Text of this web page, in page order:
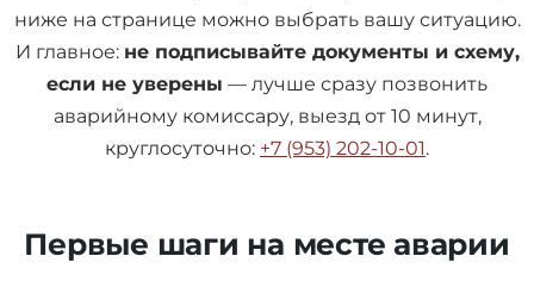
ниже на странице можно выбрать вашу ситуацию.
И главное: не подписывайте документы и схему,
если не уверены — лучше сразу позвонить
аварийному комиссару, выезд от 10 минут,
круглосуточно: +7 (953) 202-10-01.
Первые шаги на месте аварии